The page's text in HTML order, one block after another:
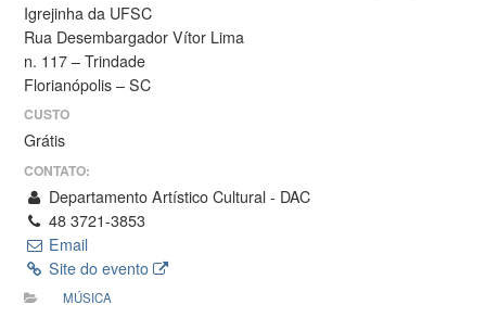
Igrejinha da UFSC
Rua Desembargador Vítor Lima
n. 117 – Trindade
Florianópolis – SC
CUSTO
Grátis
CONTATO:
Departamento Artístico Cultural - DAC
48 3721-3853
Email
Site do evento
MÚSICA